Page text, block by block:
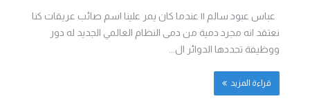
عباس عبود سالم || عندما كان يمر علينا اسم صائب عريقات كنا
نعتقد انه مجرد دمية من دمى النظام العالمي الجديد له دور
ووظيفة تحددها الدوائر ال...
قراءة المزيد